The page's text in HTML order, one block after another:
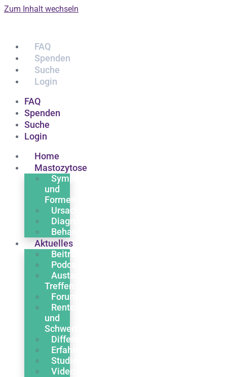
Zum Inhalt wechseln
FAQ
Spenden
Suche
Login
FAQ
Spenden
Suche
Login
Home
Mastozytose
Symptome
und
Formen
Ursachen
Diagnose
Behandlung
Aktuelles
Beiträge
Podcasts
Austausch
Treffen
Forum
Rente
und
Schwerbehinderung
Differentialdiagnose
Erfahrungsberichte
Studien
Videos